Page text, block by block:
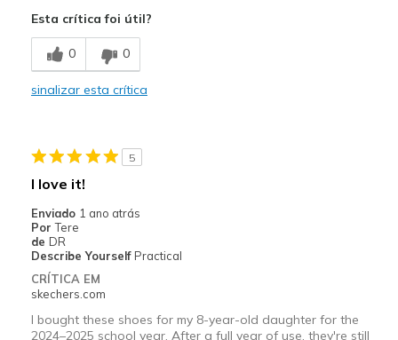
Durable
Stylish
Special Occasions
Width
Sizing
View On Shoes
Shoes are for Wearing
Esta crítica foi útil?
0 0
sinalizar esta crítica
5
I love it!
Enviado 1 ano atrás
Por Tere
de DR
Describe Yourself Practical
CRÍTICA EM
skechers.com
I bought these shoes for my 8-year-old daughter for the
2024–2025 school year. After a full year of use, they're still